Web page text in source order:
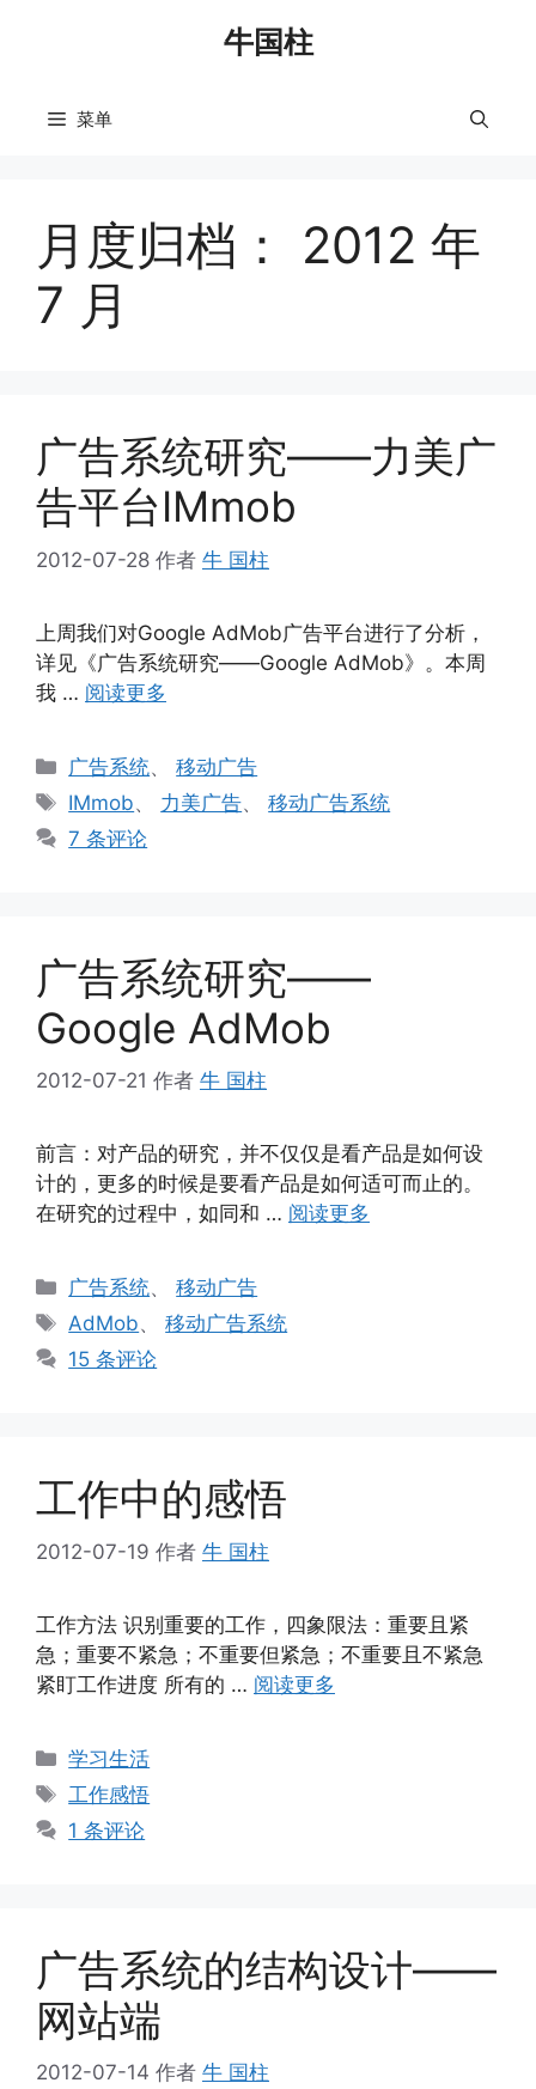
牛国柱
菜单
月度归档： 2012 年
7 月
广告系统研究——力美广
告平台IMmob
2012-07-28 作者 牛 国柱
上周我们对Google AdMob广告平台进行了分析，
详见《广告系统研究——Google AdMob》。本周
我 … 阅读更多
分
类
广告系统、移动广告
标
签
IMmob、 力美广告、移动广告系统
7 条评论
广告系统研究——
Google AdMob
2012-07-21 作者 牛 国柱
前言：对产品的研究，并不仅仅是看产品是如何设
计的，更多的时候是要看产品是如何适可而止的。
在研究的过程中，如同和 … 阅读更多
分
类
广告系统、移动广告
标
签
AdMob、移动广告系统
15 条评论
工作中的感悟
2012-07-19 作者 牛 国柱
工作方法 识别重要的工作，四象限法：重要且紧
急；重要不紧急；不重要但紧急；不重要且不紧急
紧盯工作进度 所有的 … 阅读更多
分
类
学习生活
标
签
工作感悟
1 条评论
广告系统的结构设计——
网站端
2012-07-14 作者 牛 国柱